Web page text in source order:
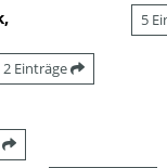
5
2 Einträge